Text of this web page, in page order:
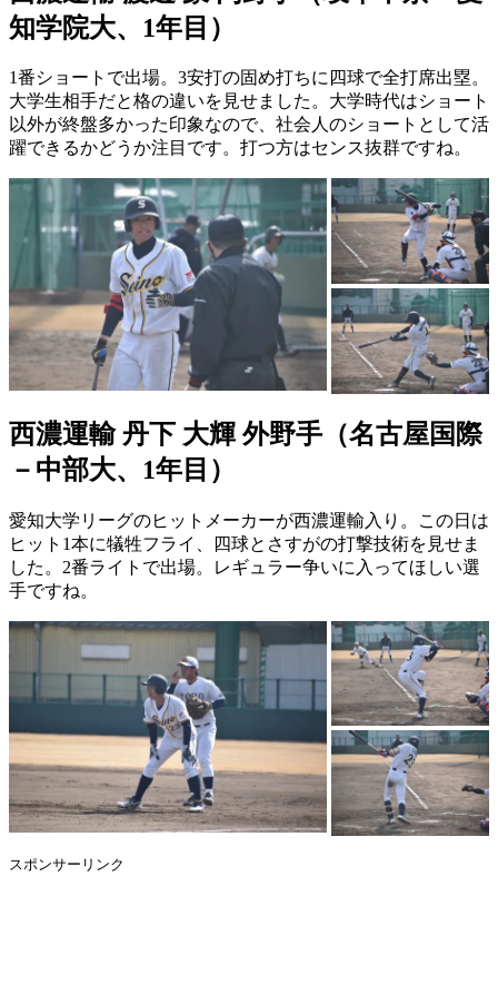
知学院大、1年目）
1番ショートで出場。3安打の固め打ちに四球で全打席出塁。
大学生相手だと格の違いを見せました。大学時代はショート
以外が終盤多かった印象なので、社会人のショートとして活
躍できるかどうか注目です。打つ方はセンス抜群ですね。
西濃運輸 丹下 大輝 外野手（名古屋国際
－中部大、1年目）
愛知大学リーグのヒットメーカーが西濃運輸入り。この日は
ヒット1本に犠牲フライ、四球とさすがの打撃技術を見せま
した。2番ライトで出場。レギュラー争いに入ってほしい選
手ですね。
スポンサーリンク